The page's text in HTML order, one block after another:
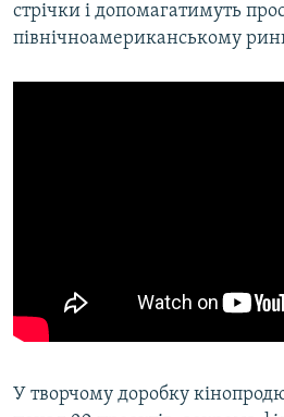
стрічки і допомагатимуть
північноамериканському
У творчому доробку